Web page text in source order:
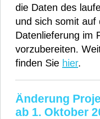
die Daten des
und sich somit auf
Datenlieferung im
vorzubereiten.
finden Sie hier.
Änderung
ab 1. Oktober